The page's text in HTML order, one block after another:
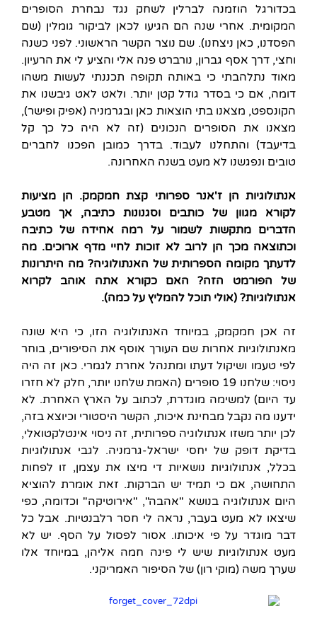
בכדורגל הוזמנה לברלין לשחק נגד נבחרת הסופרים
המקומית. אחרי שנה הם הגיעו לכאן לביקור גומלין (שם
הפסדנו, כאן ניצחנו). שם נוצר הקשר הראשוני. לפני כשנה
וחצי, דרך אסף גברון, נורברט פנה אלי והציע לי את הרעיון.
מאוד נתלהבתי כי באותה תקופה תכננתי לעשות משהו
דומה, אם כי בסדר גודל קטן יותר. ולאט לאט גיבשנו את
הקונספט, מצאנו בתי הוצאות כאן ובגרמניה (אפיק ופישר),
מצאנו את הסופרים הנכונים (זה לא היה כל כך קל
בדיעבד) והתחלנו לעבוד. בדרך כמובן הפכנו לחברים
טובים ונפגשנו לא מעט בשנה האחרונה.
אנתולוגיות הן ז'אנר ספרותי קצת חמקמק. הן מציעות
לקורא מגוון של כותבים וסגנונות כתיבה, אך מטבע
הדברים מתקשות לשמור על רמה אחידה של כתיבה
וכתוצאה מכך הן לרוב לא זוכות לחיי מדף ארוכים. מה
לדעתך מקומה הספרותית של האנתולוגיה? מה היתרונות
של הפורמט הזה? האם כקורא אתה אוהב לקרוא
אנתולוגיות? (אולי תוכל להמליץ על כמה).
זה אכן חמקמק, במיוחד האנתולוגיה הזו, כי היא שונה
מאנתולוגיות אחרות שם העורך אוסף את הסיפורים, בוחר
לפי טעמו ושיקול דעתו ומתנהל אחרת לגמרי. כאן זה היה
ניסוי: שלחנו 19 סופרים (האמת שלחנו יותר, חלק לא חזרו
עד היום) למשימה מוגדרת, לכתוב על הארץ האחרת. לא
ידענו מה נקבל מבחינת איכות, הקשר היסטורי וכיוצא בזה,
לכן יותר משזו אנתולוגיה ספרותית, זה ניסוי אינטלקטואלי,
בדיקת דופק של יחסי ישראל-גרמניה. לגבי אנתולוגיות
בכלל, אנתולוגיות נושאיות די מיצו את עצמן, זו לפחות
התחושה, אם כי תמיד יש הברקות. זאת אומרת להוציא
היום אנתולוגיה בנושא "אהבה", "אירוטיקה" וכדומה, כפי
שיצאו לא מעט בעבר, נראה לי חסר רלבנטיות. אבל כל
דבר מוגדר על פי איכותו. אסור לפסול על הסף. יש לא
מעט אנתולוגיות שיש לי פינה חמה אליהן, במיוחד אלו
שערך משה (מוקי רון) של הסיפור האמריקני.